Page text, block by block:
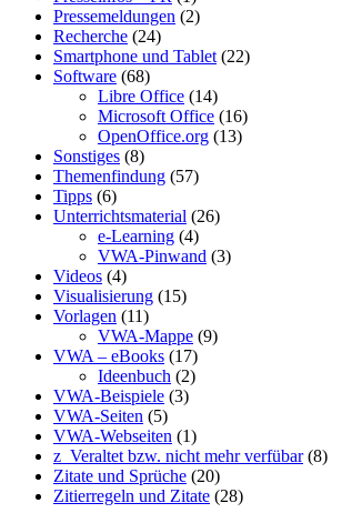
Pressemeldungen (2)
Recherche (24)
Smartphone und Tablet (22)
Software (68)
Libre Office (14)
Microsoft Office (16)
OpenOffice.org (13)
Sonstiges (8)
Themenfindung (57)
Tipps (6)
Unterrichtsmaterial (26)
e-Learning (4)
VWA-Pinwand (3)
Videos (4)
Visualisierung (15)
Vorlagen (11)
VWA-Mappe (9)
VWA – eBooks (17)
Ideenbuch (2)
VWA-Beispiele (3)
VWA-Seiten (5)
VWA-Webseiten (1)
z_Veraltet bzw. nicht mehr verfübar(8)
Zitate und Sprüche (20)
Zitierregeln und Zitate (28)